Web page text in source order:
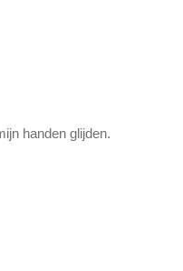
handen glijden.